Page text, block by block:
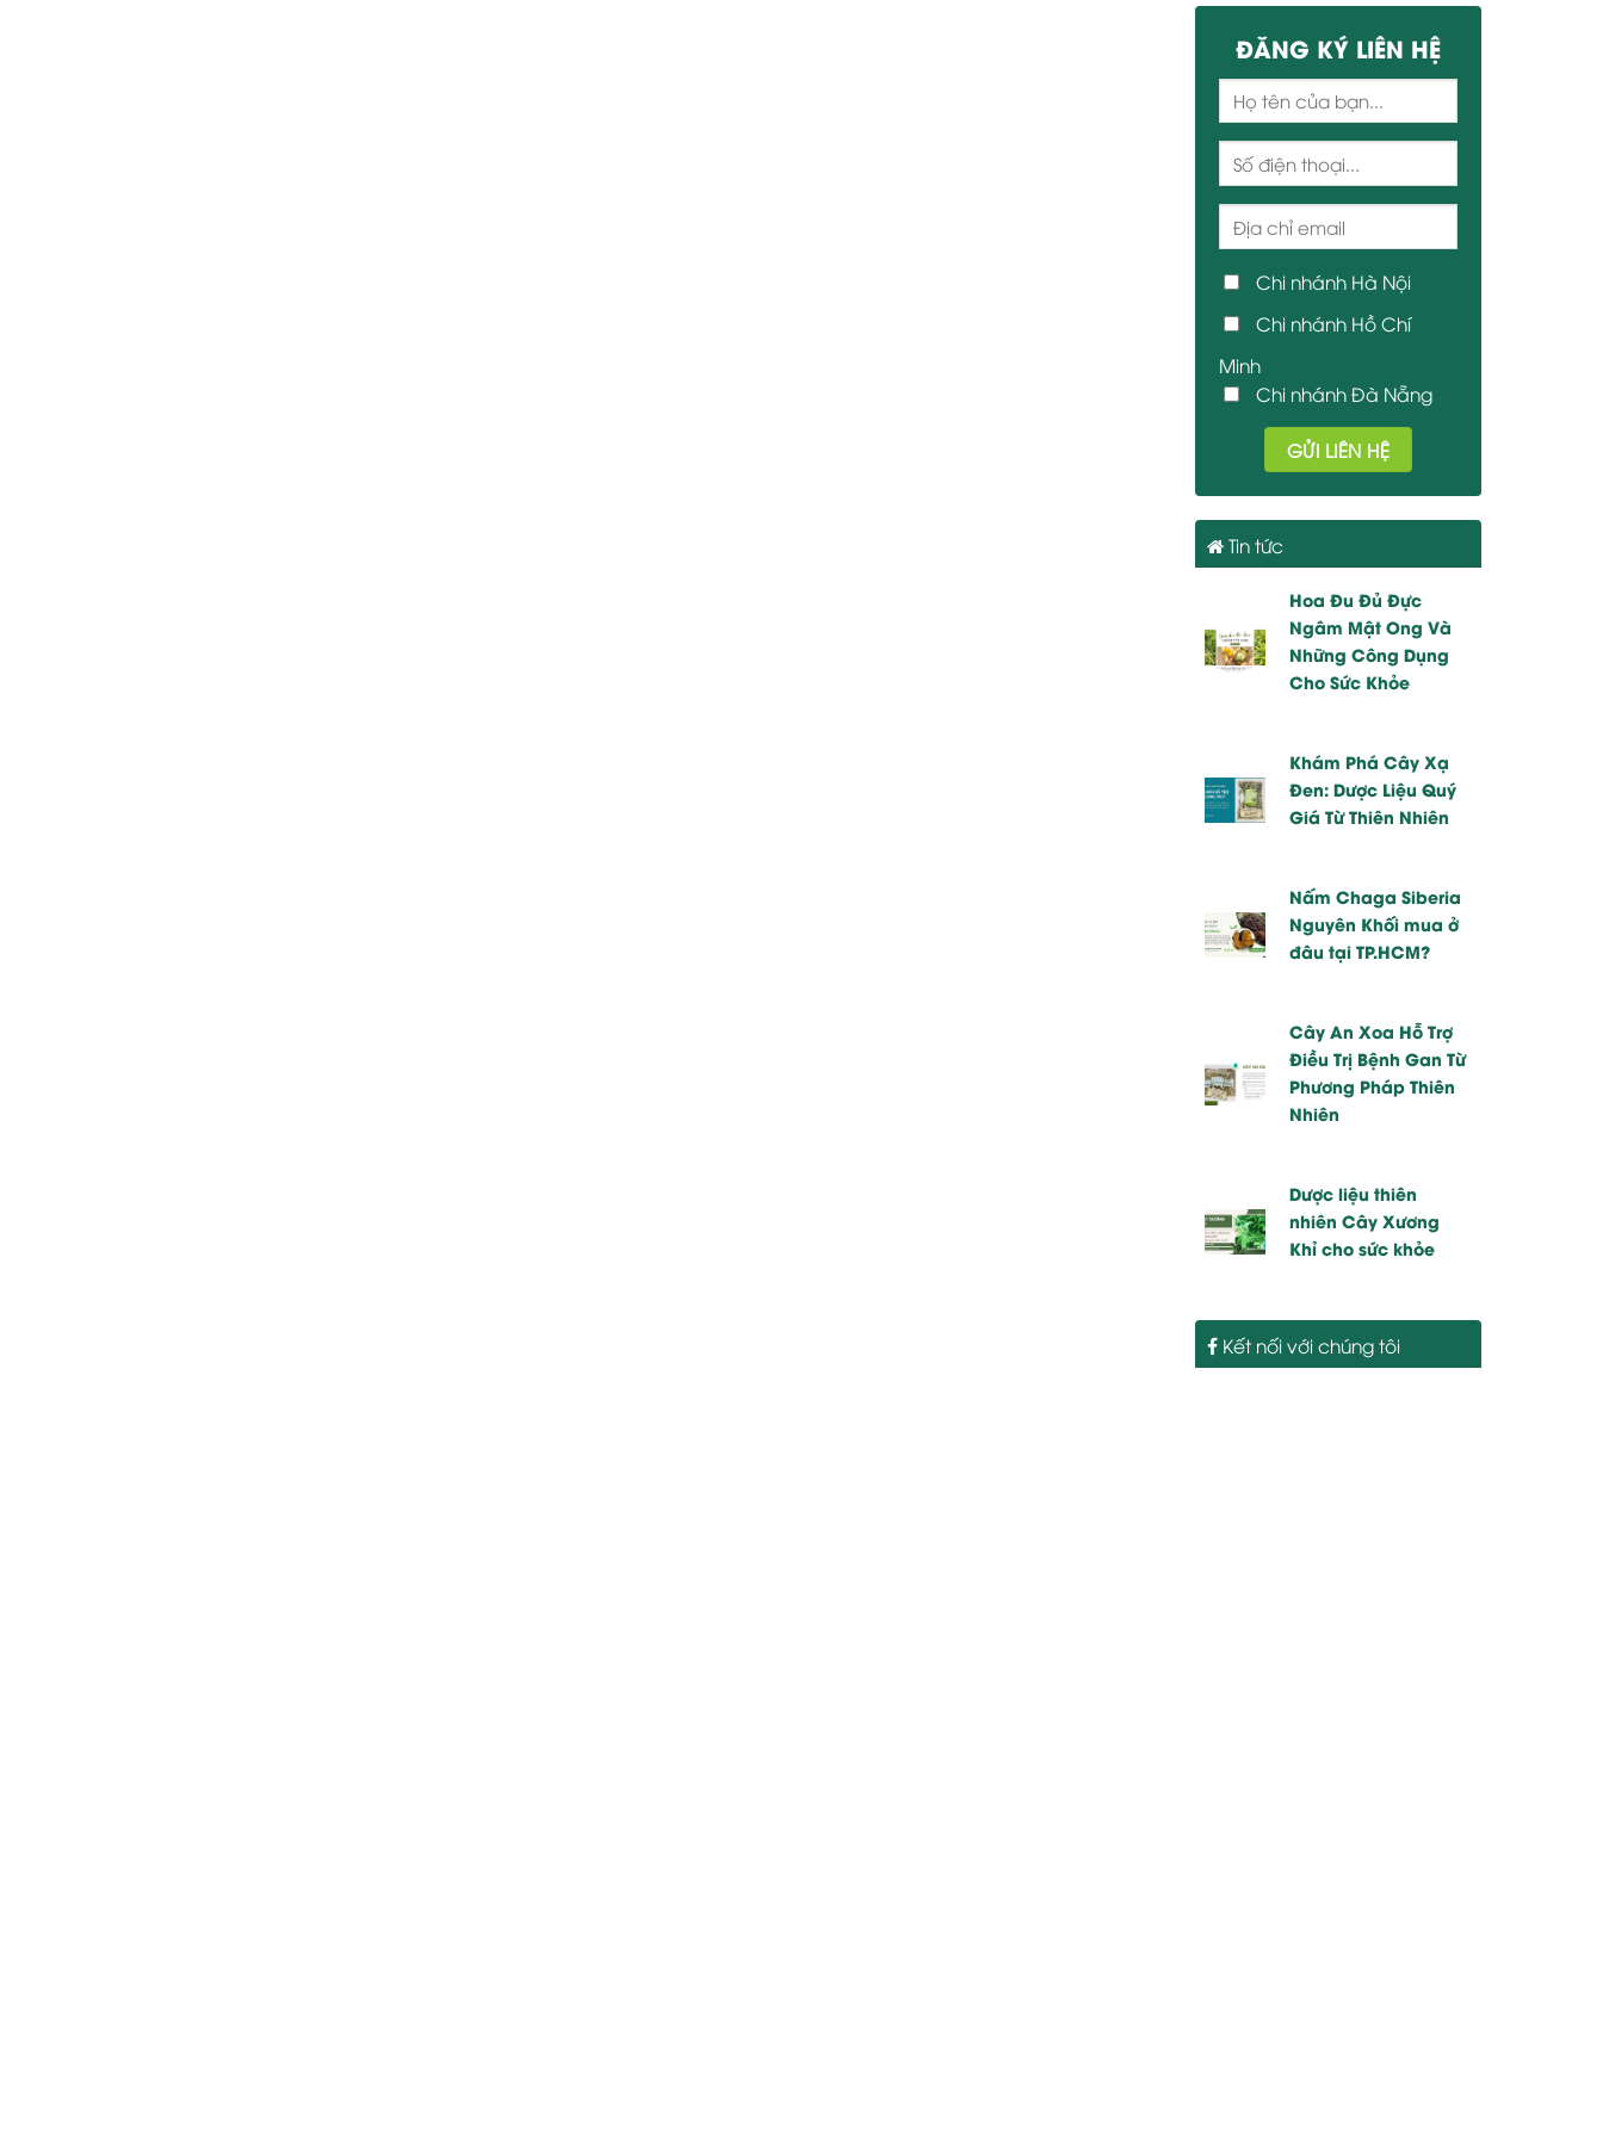
ĐĂNG KÝ LIÊN HỆ
Chi nhánh Hà Nội
Chi nhánh Hồ Chí
Minh
Chi nhánh Đà Nẵng
Tin tức
Hoa Đu Đủ Đực
Ngâm Mật Ong Và
Những Công Dụng
Cho Sức Khỏe
Khám Phá Cây Xạ
Đen: Dược Liệu Quý
Giá Từ Thiên Nhiên
Nấm Chaga Siberia
Nguyên Khối mua ở
đâu tại TP.HCM?
Cây An Xoa Hỗ Trợ
Điều Trị Bệnh Gan Từ
Phương Pháp Thiên
Nhiên
Dược liệu thiên
nhiên Cây Xương
Khỉ cho sức khỏe
Kết nối với chúng tôi